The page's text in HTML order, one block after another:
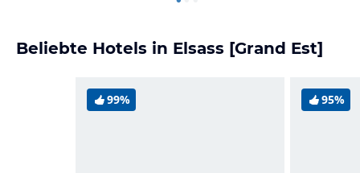
Beliebte Hotels in Elsass [Grand Est]
99% 95%